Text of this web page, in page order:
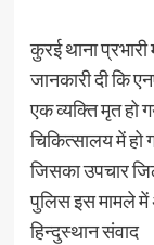
कुरई थाना
जानकारी दी कि
एक व्यक्ति मृत हो
चिकित्सालय में
जिसका उपचार
पुलिस इस मामले में
हिन्दुस्थान संवाद